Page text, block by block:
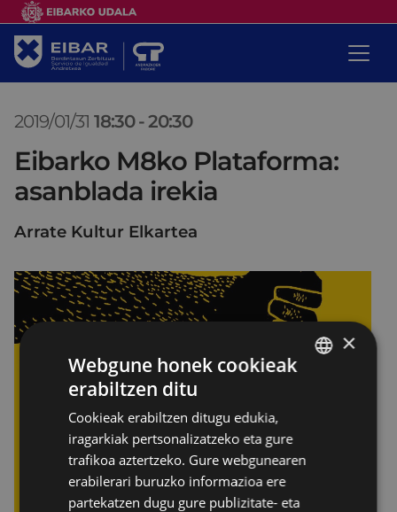
2019/01/31 18:30 -20:30
Eibarko M8ko Plataforma:
asanblada irekia
Arrate Kultur Elkartea
×
Webgune honek cookieak
erabiltzen ditu
Cookieak erabiltzen ditugu edukia,
iragarkiak pertsonalizatzeko eta gure
trafikoa aztertzeko. Gure webgunearen
erabilerari buruzko informazioa ere
partekatzen dugu gure publizitate- eta